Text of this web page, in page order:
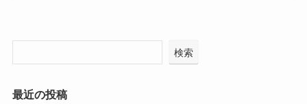
検索
最近の投稿